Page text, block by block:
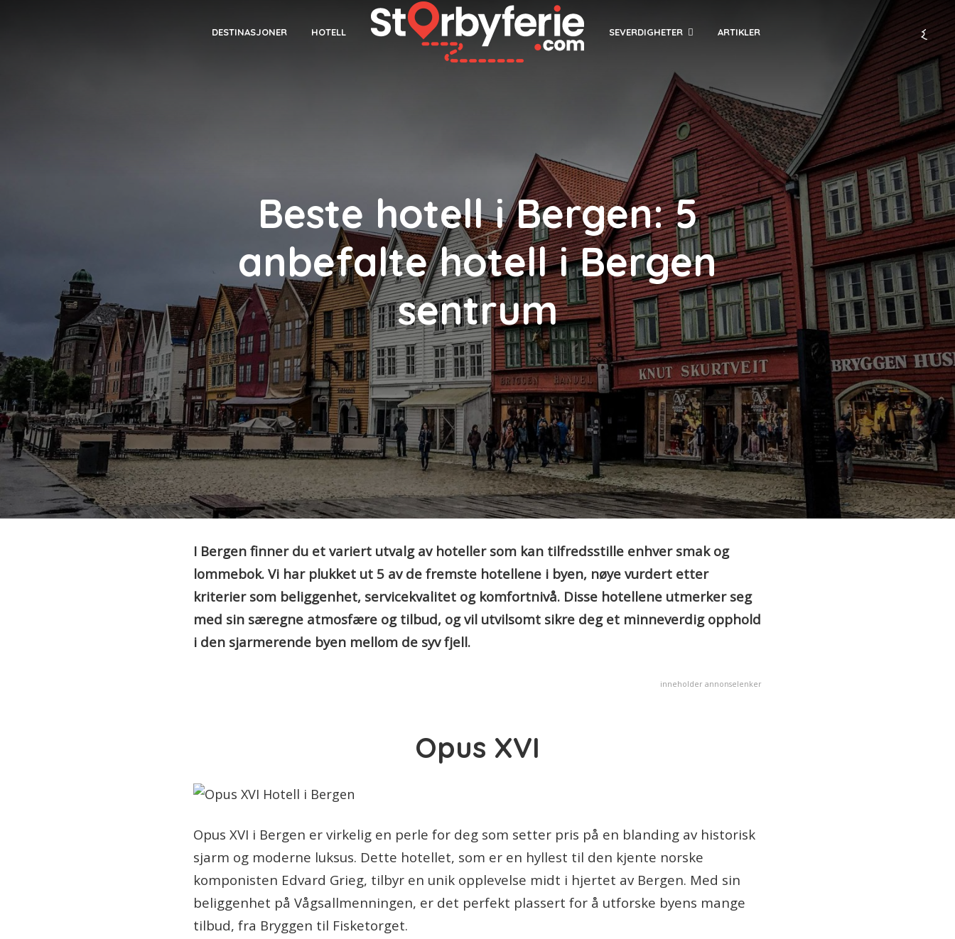
DESTINASJONER HOTELL SEVERDIGHETER ARTIKLER
Beste hotell i Bergen: 5
anbefalte hotell i Bergen
sentrum
I Bergen finner du et variert utvalg av hoteller som kan tilfredsstille enhver smak og
lommebok. Vi har plukket ut 5 av de fremste hotellene i byen, nøye vurdert etter
kriterier som beliggenhet, servicekvalitet og komfortnivå. Disse hotellene utmerker seg
med sin særegne atmosfære og tilbud, og vil utvilsomt sikre deg et minneverdig opphold
i den sjarmerende byen mellom de syv fjell.
inneholder annonselenker
Opus XVI
Opus XVI i Bergen er virkelig en perle for deg som setter pris på en blanding av historisk
sjarm og moderne luksus. Dette hotellet, som er en hyllest til den kjente norske
komponisten Edvard Grieg, tilbyr en unik opplevelse midt i hjertet av Bergen. Med sin
beliggenhet på Vågsallmenningen, er det perfekt plassert for å utforske byens mange
tilbud, fra Bryggen til Fisketorget.